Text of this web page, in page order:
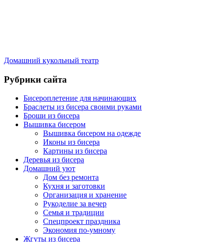
Домашний кукольный театр
Рубрики сайта
Бисероплетение для начинающих
Браслеты из бисера своими руками
Броши из бисера
Вышивка бисером
Вышивка бисером на одежде
Иконы из бисера
Картины из бисера
Деревья из бисера
Домашний уют
Дом без ремонта
Кухня и заготовки
Организация и хранение
Рукоделие за вечер
Семья и традиции
Спецпроект праздника
Экономия по-умному
Жгуты из бисера